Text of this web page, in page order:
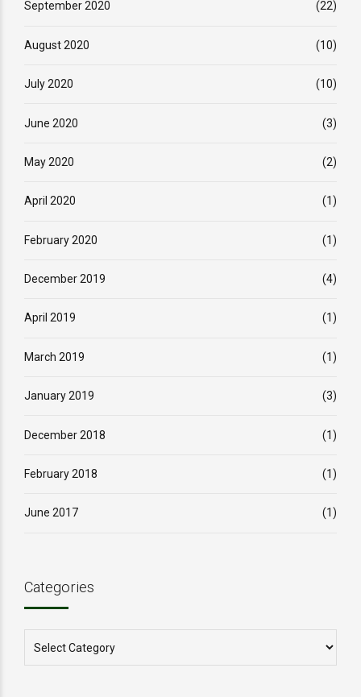
September 2020 (22)
August 2020 (10)
July 2020 (10)
June 2020 (3)
May 2020 (2)
April 2020 (1)
February 2020 (1)
December 2019 (4)
April 2019 (1)
March 2019 (1)
January 2019 (3)
December 2018 (1)
February 2018 (1)
June 2017 (1)
Categories